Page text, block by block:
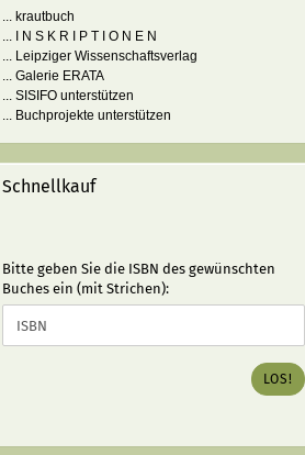
... krautbuch
... I N S K R I P T I O N E N
... Leipziger Wissenschaftsverlag
... Galerie ERATA
... SISIFO unterstützen
... Buchprojekte unterstützen
Schnellkauf
BITTE
GEBEN
SIE
DIE
ISBN
(MIT
Bitte geben Sie die ISBN des gewünschten
Buches ein (mit Strichen):
LOS!